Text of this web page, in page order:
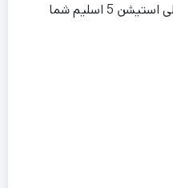
ظاهری شیک و منحصر به فرد به پلی استیشن 5 اسلیم شما